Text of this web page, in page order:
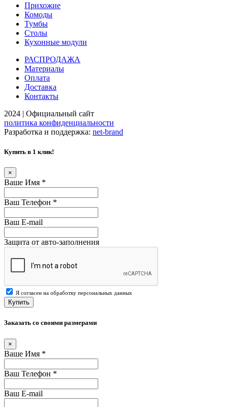
Прихожие
Комоды
Тумбы
Столы
Кухонные модули
РАСПРОДАЖА
Материалы
Оплата
Доставка
Контакты
2024 | Официальный сайт
политика конфиденциальности
Разработка и поддержка: net-brand
Купить в 1 клик!
×
Ваше Имя *
Ваш Телефон *
Ваш E-mail
Защита от авто-заполнения
Я согласен на обработку персональных данных
Купить
Заказать со своими размерами
×
Ваше Имя *
Ваш Телефон *
Ваш E-mail